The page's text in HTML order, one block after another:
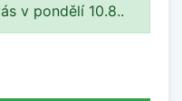
v pondělí 10.8..